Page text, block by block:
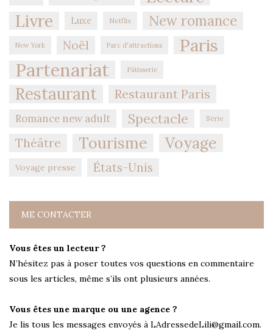
Livre
Luxe Netflix New romance
New York Noël Parc d'attractions Paris
Partenariat Pâtisserie
Restaurant Restaurant Paris
Romance new adult Spectacle Série
Théâtre Tourisme Voyage
Voyage presse États-Unis
ME CONTACTER
Vous êtes un lecteur ?
N’hésitez pas à poser toutes vos questions en commentaire
sous les articles, même s’ils ont plusieurs années.
Vous êtes une marque ou une agence ?
Je lis tous les messages envoyés à LAdressedeLili@gmail.com.